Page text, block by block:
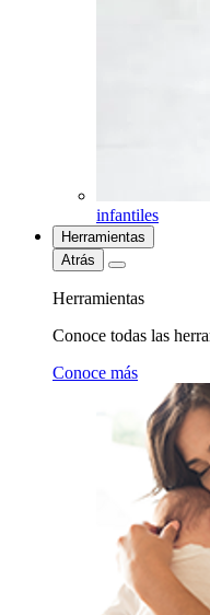
infantiles
Herramientas
Atrás
Herramientas
Conoce todas las
Conoce más